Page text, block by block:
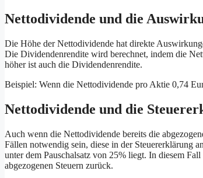
Nettodividende und die
Die Höhe der Nettodividende hat direkte
Die Dividendenrendite wird berechnet, indem die
höher ist auch die Dividendenrendite.
Beispiel: Wenn die Nettodividende pro Aktie 0,74
Nettodividende und die
Auch wenn die Nettodividende bereits die
Fällen notwendig sein, diese in der Steuererklärung
unter dem Pauschalsatz von 25% liegt. In diesem
abgezogenen Steuern zurück.